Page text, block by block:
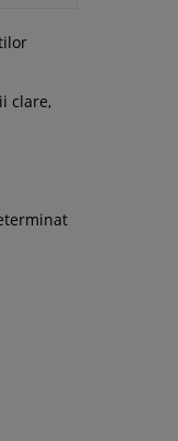
clare,